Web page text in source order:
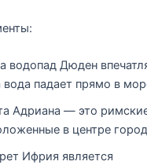
водопад Дюден
вода падает прямо в
Адриана — это
в центре
Ифрия является